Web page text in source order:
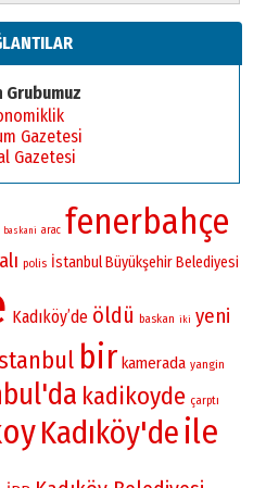
Grubumuz
Gazetesi
Gazetesi
baskani arac fenerbahçe
polis İstanbul Büyükşehir Belediyesi
Kadıköy’de öldü baskan iki yeni
bir kamerada yangin
kadikoyde çarptı
Kadıköy'de ile